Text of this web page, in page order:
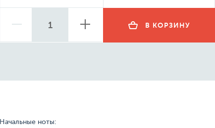
В КОРЗИНУ
Начальные ноты: